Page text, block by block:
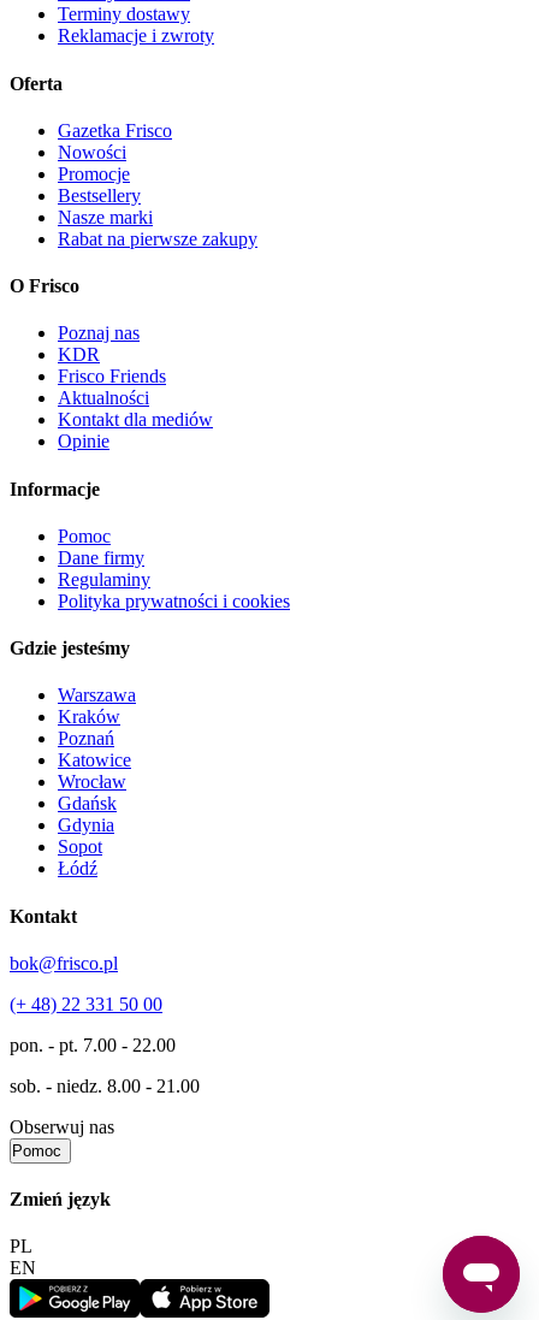
Terminy dostawy
Reklamacje i zwroty
Oferta
Gazetka Frisco
Nowości
Promocje
Bestsellery
Nasze marki
Rabat na pierwsze zakupy
O Frisco
Poznaj nas
KDR
Frisco Friends
Aktualności
Kontakt dla mediów
Opinie
Informacje
Pomoc
Dane firmy
Regulaminy
Polityka prywatności i cookies
Gdzie jesteśmy
Warszawa
Kraków
Poznań
Katowice
Wrocław
Gdańsk
Gdynia
Sopot
Łódź
Kontakt
bok@frisco.pl
(+ 48) 22 331 50 00
pon. - pt. 7.00 - 22.00
sob. - niedz. 8.00 - 21.00
Obserwuj nas
Pomoc
Zmień język
PL
EN